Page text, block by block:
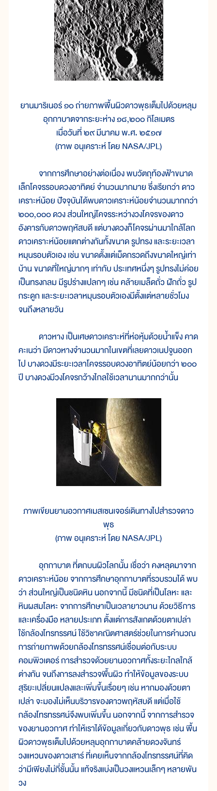
ยานมาริเนอร์ ๑๐ ถ่ายภาพพื้นผิวดาวพุธเต็มไปด้วยหลุม
อุกกาบาตจากระยะห่าง ๑๘,๒๐๐ กิโลเมตร
เมื่อวันที่ ๒๙ มีนาคม พ.ศ. ๒๕๑๗
(ภาพ อนุเคราะห์ โดย NASA/JPL)
จากการศึกษาอย่างต่อเนื่อง พบวัตถุท้องฟ้าขนาด
เล็กโคจรรอบดวงอาทิตย์ จำนวนมากมาย ซึ่งเรียกว่า ดาว
เคราะห์น้อย ปัจจุบันได้พบดาวเคราะห์น้อยจำนวนมากกว่า
๒๐๐,๐๐๐ ดวง ส่วนใหญ่โคจรระหว่างวงโคจรของดาว
อังคารกับดาวพฤหัสบดี แต่บางดวงก็โคจรผ่านมาใกล้โลก
ดาวเคราะห์น้อยแตกต่างกันทั้งขนาด รูปทรง และระยะเวลา
หมุนรอบตัวเอง เช่น ขนาดตั้งแต่เม็ดกรวดถึงขนาดใหญ่เท่า
บ้าน ขนาดที่ใหญ่มากๆ เท่ากับ ประเทศหนึ่งๆ รูปทรงไม่ค่อย
เป็นทรงกลม มีรูปร่างแปลกๆ เช่น คล้ายเมล็ดถั่ว ฝักถั่ว รูป
กระดูก และระยะเวลาหมุนรอบตัวเองมีตั้งแต่หลายชั่วโมง
จนถึงหลายวัน
ดาวหาง เป็นเศษดาวเคราะห์ที่ห่อหุ้มด้วยน้ำแข็ง คาด
คะเนว่า มีดาวหางจำนวนมากในเขตที่เลยดาวเนปจูนออก
ไป บางดวงมีระยะเวลาโคจรรอบดวงอาทิตย์น้อยกว่า ๒๐๐
ปี บางดวงมีวงโคจรกว้างไกลใช้เวลานานมากกว่านั้น
ภาพเขียนยานอวกาศเมสเซนเจอร์เดินทางไปสำรวจดาว
พุธ
(ภาพ อนุเคราะห์ โดย NASA/JPL)
อุกกาบาต ที่ตกบนผิวโลกนั้น เชื่อว่า คงหลุดมาจาก
ดาวเคราะห์น้อย จากการศึกษาอุกกาบาตที่รวบรวมได้ พบ
ว่า ส่วนใหญ่เป็นชนิดหิน นอกจากนี้ มีชนิดที่เป็นโลหะ และ
หินผสมโลหะ จากการศึกษาเป็นเวลายาวนาน ด้วยวิธีการ
และเครื่องมือ หลายประเภท ตั้งแต่การสังเกตด้วยตาเปล่า
ใช้กล้องโทรทรรศน์ ใช้วิชาคณิตศาสตร์ช่วยในการคำนวณ
การถ่ายภาพด้วยกล้องโทรทรรศน์เชื่อมต่อกับระบบ
คอมพิวเตอร์ การสำรวจด้วยยานอวกาศทั้งระยะไกลใกล้
ต่างกัน จนถึงการลงสำรวจพื้นผิว ทำให้ข้อมูลของระบบ
สุริยะเปลี่ยนแปลงและเพิ่มขึ้นเรื่อยๆ เช่น หากมองด้วยตา
เปล่า จะมองไม่เห็นบริวารของดาวพฤหัสบดี แต่เมื่อใช้
กล้องโทรทรรศน์จึงพบเพิ่มขึ้น นอกจากนี้ จากการสำรวจ
ของยานอวกาศ ทำให้เราได้ข้อมูลเกี่ยวกับดาวพุธ เช่น พื้น
ผิวดาวพุธเต็มไปด้วยหลุมอุกกาบาตคล้ายดวงจันทร์
วงแหวนของดาวเสาร์ ที่เคยเห็นจากกล้องโทรทรรศน์ที่คิด
ว่ามีเพียงไม่กี่ชั้นนั้น แท้จริงแบ่งเป็นวงแหวนเล็กๆ หลายพัน
วง